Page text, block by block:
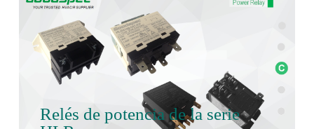
Relés de potencia de la serie